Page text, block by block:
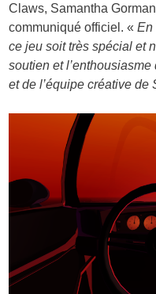
Claws, Samantha
communiqué officiel. «En
ce jeu soit très spécial et
soutien et
et de l’équipe créative de